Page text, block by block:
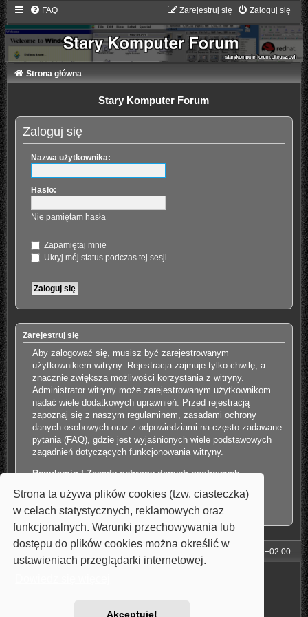
Strona ta używa plików cookies (tzw. ciasteczka)
w celach statystycznych, reklamowych oraz
funkcjonalnych. Warunki przechowywania lub
dostępu do plików cookies można określić w
ustawieniach przeglądarki internetowej.
Akceptuję!
FAQ Zaloguj się
Zarejestruj się
Strona główna
Stary Komputer Forum
Zaloguj się
Nazwa użytkownika:
Hasło:
Nie pamiętam hasła
Zapamiętaj mnie
Ukryj mój status podczas tej sesji
Zarejestruj się
Aby zalogować się, musisz być zarejestrowanym
użytkownikiem witryny. Rejestracja zajmuje tylko chwilę, a
znacznie zwiększa możliwości korzystania z witryny.
Administrator witryny może zarejestrowanym użytkownikom
nadać wiele dodatkowych uprawnień. Przed rejestracją
zapoznaj się z naszym regulaminem, zasadami ochrony
danych osobowych oraz z odpowiedziami na często zadawane
pytania (FAQ), gdzie jest wyjaśnionych wiele podstawowych
zagadnień dotyczących funkcjonowania witryny.
Regulamin|Zasady ochrony danych osobowych
Zarejestruj się
Strona główna UTC+02:00